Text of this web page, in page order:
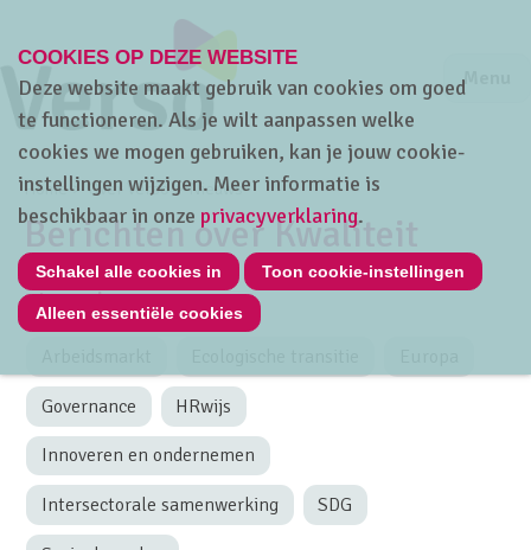
Jump
Menu
Home Over Verso Nieuws
Berichten over Kwaliteit
Thema's
Governance HRwijs
Innoveren en ondernemen
Intersectorale samenwerking SDG
COOKIES OP DEZE WEBSITE
Deze website maakt gebruik van cookies om goed
te functioneren. Als je wilt aanpassen welke
cookies we mogen gebruiken, kan je jouw cookie-
instellingen wijzigen. Meer informatie is
beschikbaar in onze privacyverklaring.
Schakel alle cookies in Toon cookie-instellingen
Alleen essentiële cookies